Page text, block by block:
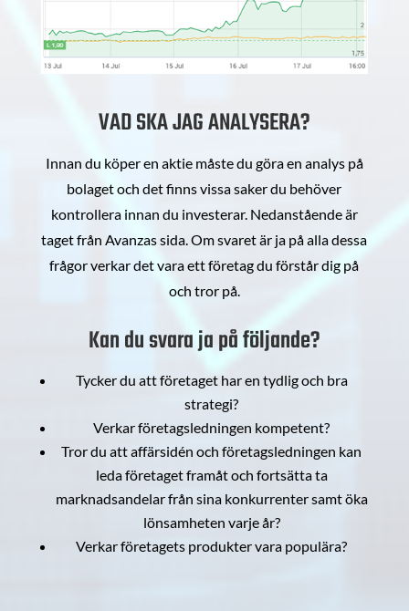
VAD SKA JAG ANALYSERA?
Innan du köper en aktie måste du göra en analys på
bolaget och det finns vissa saker du behöver
kontrollera innan du investerar. Nedanstående är
taget från Avanzas sida. Om svaret är ja på alla dessa
frågor verkar det vara ett företag du förstår dig på
och tror på.
Kan du svara ja på följande?
Tycker du att företaget har en tydlig och bra
strategi?
Verkar företagsledningen kompetent?
Tror du att affärsidén och företagsledningen kan
leda företaget framåt och fortsätta ta
marknadsandelar från sina konkurrenter samt öka
lönsamheten varje år?
Verkar företagets produkter vara populära?